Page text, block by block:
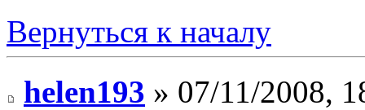
Вернуться к началу
helen193 » 07/11/2008,